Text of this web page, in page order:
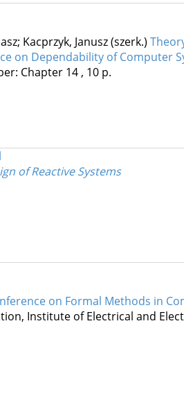
Kacprzyk, Janusz (szerk.)
Dependability of Computer
Chapter 14 , 10 p.
of Reactive Systems
on Formal Methods in
, Institute of Electrical and